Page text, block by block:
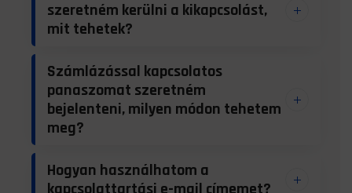
szeretném kerülni a kikapcsolást,
mit tehetek?
Számlázással kapcsolatos
panaszomat szeretném
bejelenteni, milyen módon tehetem
meg?
Hogyan használhatom a